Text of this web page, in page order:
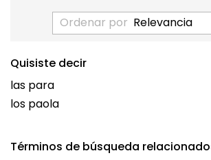
Ordenar por
Quisiste decir
las para
los paola
Términos de búsqueda